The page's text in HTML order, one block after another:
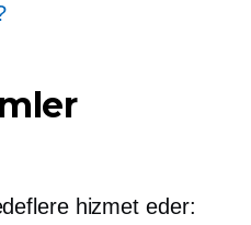
hizmet eder: